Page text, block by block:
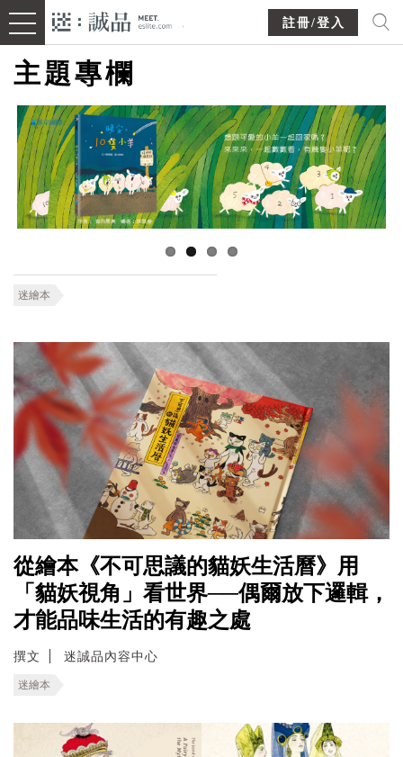
註冊/登入
主題專欄
迷繪本
從繪本《不可思議的貓妖生活曆》用
「貓妖視角」看世界──偶爾放下邏輯，
才能品味生活的有趣之處
撰文 迷誠品內容中心
迷繪本